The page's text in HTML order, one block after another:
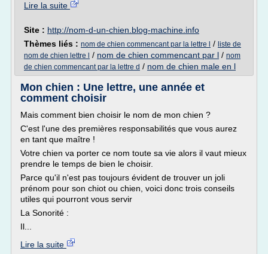
Lire la suite
Site : http://nom-d-un-chien.blog-machine.info
Thèmes liés : nom de chien commencant par la lettre l / liste de
nom de chien lettre l
/ nom de chien commencant par l / nom
de chien commencant par la lettre d / nom de chien male en l
Mon chien : Une lettre, une année et
comment choisir
Mais comment bien choisir le nom de mon chien ?
C'est l'une des premières responsabilités que vous aurez
en tant que maître !
Votre chien va porter ce nom toute sa vie alors il vaut mieux
prendre le temps de bien le choisir.
Parce qu'il n'est pas toujours évident de trouver un joli
prénom pour son chiot ou chien, voici donc trois conseils
utiles qui pourront vous servir
La Sonorité :
Il...
Lire la suite